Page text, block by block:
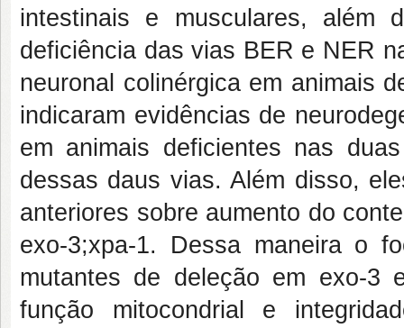
intestinais e musculares, além
deficiência das vias BER e NER
neuronal colinérgica em animais
indicaram evidências de
em animais deficientes nas
dessas daus vias. Além disso,
anteriores sobre aumento do
exo-3;xpa-1. Dessa maneira o
mutantes de deleção em exo-3
função mitocondrial e